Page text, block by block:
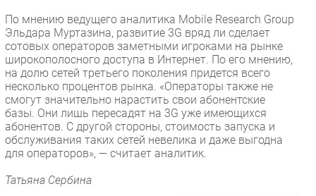
По мнению ведущего аналитика Mobile Research Group
Эльдара Муртазина, развитие 3G вряд ли сделает
сотовых операторов заметными игроками на рынке
широкополосного доступа в Интернет. По его мнению,
на долю сетей третьего поколения придется всего
несколько процентов рынка. «Операторы также не
смогут значительно нарастить свои абонентские
базы. Они лишь пересадят на 3G уже имеющихся
абонентов. С другой стороны, стоимость запуска и
обслуживания таких сетей невелика и даже выгодна
для операторов», — считает аналитик.
Татьяна Сербина